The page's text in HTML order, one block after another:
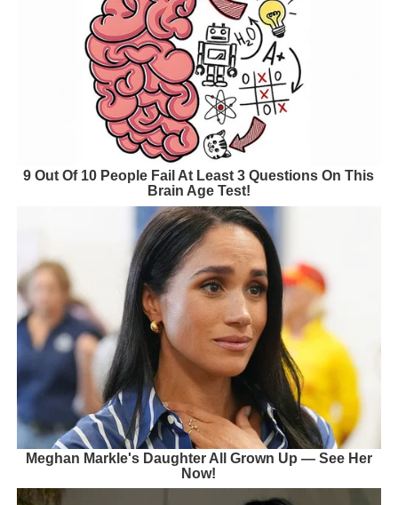
9 Out Of 10 People Fail At Least 3 Questions On This
Brain Age Test!
Meghan Markle's Daughter All Grown Up — See Her
Now!